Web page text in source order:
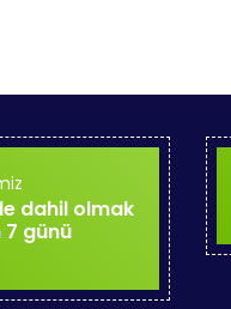
dahil olmak
7 günü